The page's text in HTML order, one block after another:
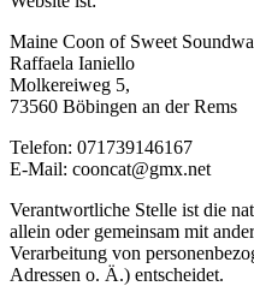
Maine Coon of Sweet
Raffaela Ianiello
Molkereiweg 5,
73560 Böbingen an der Rems
Telefon: 071739146167
E-Mail: cooncat@gmx.net
Verantwortliche Stelle ist die
allein oder gemeinsam mit
Verarbeitung von
Adressen o. Ä.) entscheidet.